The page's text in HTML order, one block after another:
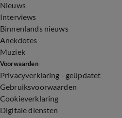
Nieuws
Interviews
Binnenlands nieuws
Anekdotes
Muziek
Voorwaarden
Privacyverklaring - geüpdatet
Gebruiksvoorwaarden
Cookieverklaring
Digitale diensten